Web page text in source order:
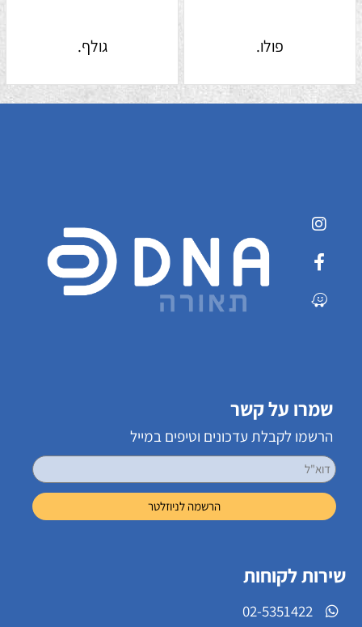
פולו. גולף.
שמרו על קשר
הרשמו לקבלת עדכונים וטיפים במייל
שירות לקוחות
02-5351422